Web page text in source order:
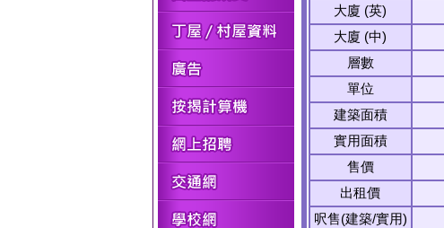
大廈 (英)
大廈 (中)
層數
單位
建築面積
實用面積
售價
出租價
呎售(建築/實用)